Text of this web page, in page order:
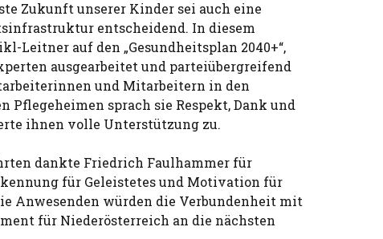
Zukunft unserer Kinder sei auch eine
entscheidend. In diesem
Leitner auf den „Gesundheitsplan 2040+“,
ausgearbeitet und parteiübergreifend
und Mitarbeitern in den
Pflegeheimen sprach sie Respekt, Dank und
ihnen volle Unterstützung zu.
dankte Friedrich Faulhammer für
für Geleistetes und Motivation für
Anwesenden würden die Verbundenheit mit
für Niederösterreich an die nächsten